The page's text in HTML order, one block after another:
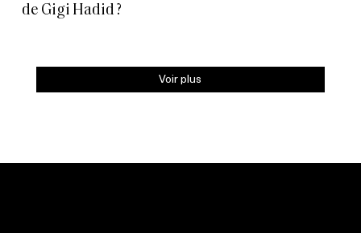
de Gigi Hadid ?
Voir plus